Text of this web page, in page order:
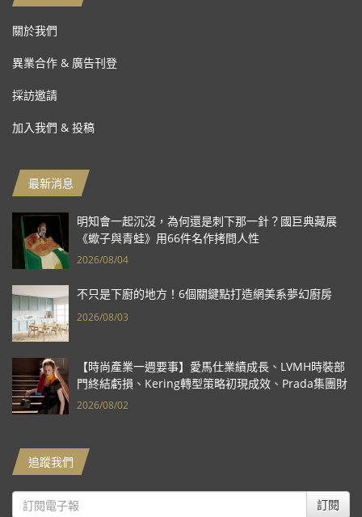
關於我們
異業合作 & 廣告刊登
採訪邀請
加入我們 & 投稿
最新消息
明知會一起沉沒，為何還是刺下那一針？國巨典藏展
《蠍子與青蛙》用66件名作拷問人性
2026/08/04
不只是下廚的地方！6個關鍵點打造網美系夢幻廚房
2026/08/03
【時尚產業一週要事】愛馬仕業績成長、LVMH時裝部
門終結虧損、Kering轉型策略初現成效、Prada集團財
報亮眼
2026/08/02
追蹤我們
訂閱